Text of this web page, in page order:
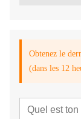
Obtenez le
(dans les 12